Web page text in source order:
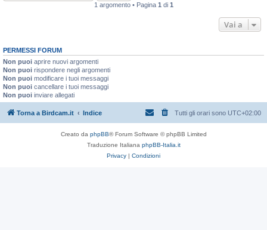
1 argomento • Pagina 1 di 1
Vai a
PERMESSI FORUM
Non puoi aprire nuovi argomenti
Non puoi rispondere negli argomenti
Non puoi modificare i tuoi messaggi
Non puoi cancellare i tuoi messaggi
Non puoi inviare allegati
Torna a Birdcam.it Indice Tutti gli orari sono UTC+02:00
Creato da phpBB® Forum Software © phpBB Limited
Traduzione Italiana phpBB-Italia.it
Privacy | Condizioni